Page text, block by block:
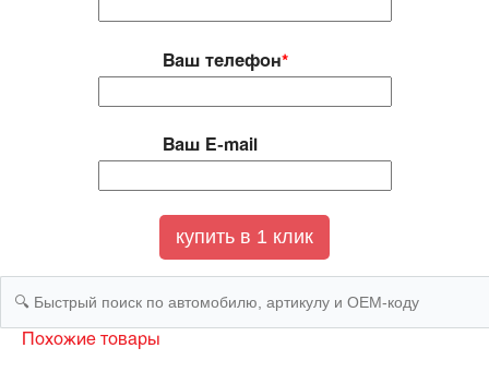
Ваш телефон*
Ваш E-mail
Похожие товары